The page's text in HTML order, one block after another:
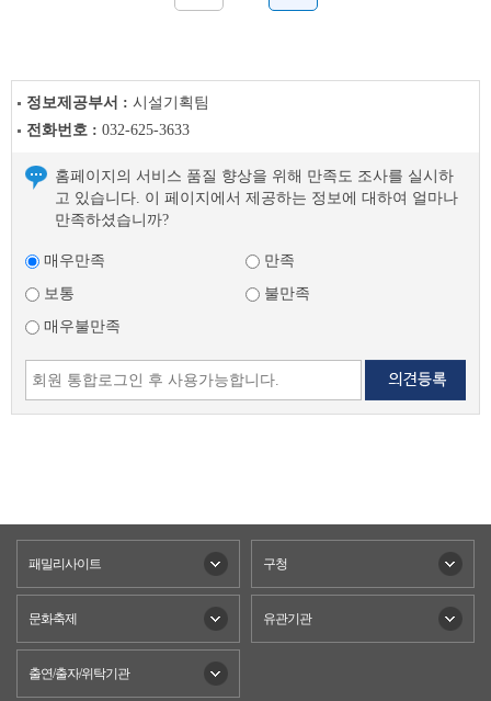
정보제공부서 : 시설기획팀
전화번호 : 032-625-3633
홈페이지의 서비스 품질 향상을 위해 만족도 조사를 실시하
고 있습니다. 이 페이지에서 제공하는 정보에 대하여 얼마나
만족하셨습니까?
매우만족
만족
보통
불만족
매우불만족
패밀리사이트 구청
문화축제 유관기관
출연/출자/위탁기관